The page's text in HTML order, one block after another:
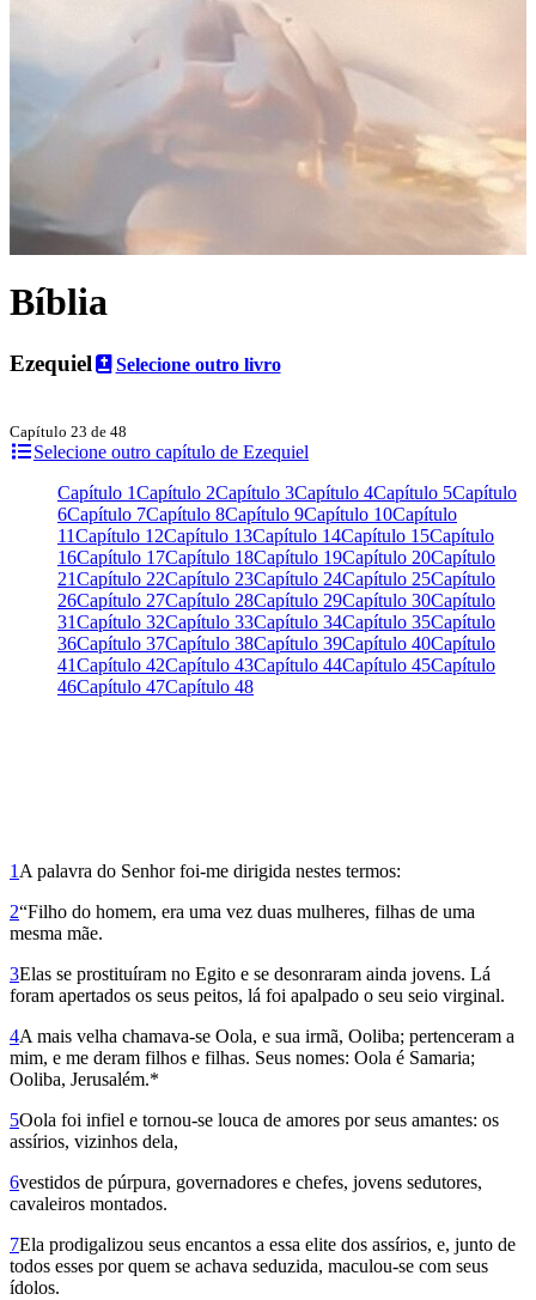
Bíblia
Ezequiel Selecione outro livro
Capítulo 23 de 48
Selecione outro capítulo de Ezequiel
Capítulo 1Capítulo 2Capítulo 3Capítulo 4Capítulo 5Capítulo
6Capítulo 7Capítulo 8Capítulo 9Capítulo 10Capítulo
11Capítulo 12Capítulo 13Capítulo 14Capítulo 15Capítulo
16Capítulo 17Capítulo 18Capítulo 19Capítulo 20Capítulo
21Capítulo 22Capítulo 23Capítulo 24Capítulo 25Capítulo
26Capítulo 27Capítulo 28Capítulo 29Capítulo 30Capítulo
31Capítulo 32Capítulo 33Capítulo 34Capítulo 35Capítulo
36Capítulo 37Capítulo 38Capítulo 39Capítulo 40Capítulo
41Capítulo 42Capítulo 43Capítulo 44Capítulo 45Capítulo
46Capítulo 47Capítulo 48
1 A palavra do Senhor foi-me dirigida nestes termos:
2“Filho do homem, era uma vez duas mulheres, filhas de uma
mesma mãe.
3Elas se prostituíram no Egito e se desonraram ainda jovens. Lá
foram apertados os seus peitos, lá foi apalpado o seu seio virginal.
4A mais velha chamava-se Oola, e sua irmã, Ooliba; pertenceram a
mim, e me deram filhos e filhas. Seus nomes: Oola é Samaria;
Ooliba, Jerusalém.*
5Oola foi infiel e tornou-se louca de amores por seus amantes: os
assírios, vizinhos dela,
6vestidos de púrpura, governadores e chefes, jovens sedutores,
cavaleiros montados.
7Ela prodigalizou seus encantos a essa elite dos assírios, e, junto de
todos esses por quem se achava seduzida, maculou-se com seus
ídolos.